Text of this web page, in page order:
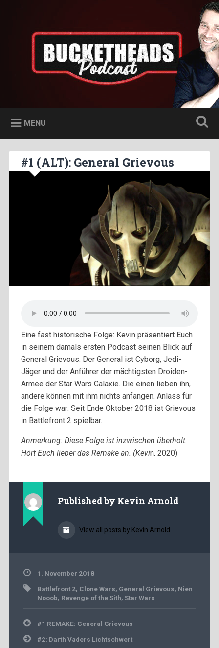
MENU
#1 (ALT): General Grievous
Eine fast historische Folge: Kevin präsentiert Euch
in seinem damals ersten Podcast seinen Blick auf
General Grievous. Der General ist Cyborg, Jedi-
Jäger und der Anführer der mächtigsten Droiden-
Armee der Star Wars Galaxie. Die einen lieben ihn,
andere können mit ihm nichts anfangen. Anlass für
die Folge war: Seit Ende Oktober 2018 ist Grievous
in Battlefront 2 spielbar.
Anmerkung: Diese Folge ist inzwischen überholt.
Hört Euch lieber das Remake an. (Kevin, 2020)
Published by Kevin Arnold
View all posts by Kevin Arnold
1. November 2018
Battlefront 2, Clone Wars, General Grievous, Nien
Nooob, Revenge of the Sith, Star Wars
Beitragsnavigation
#1 REMAKE: General Grievous
#2: Darth Vaders Lichtschwert